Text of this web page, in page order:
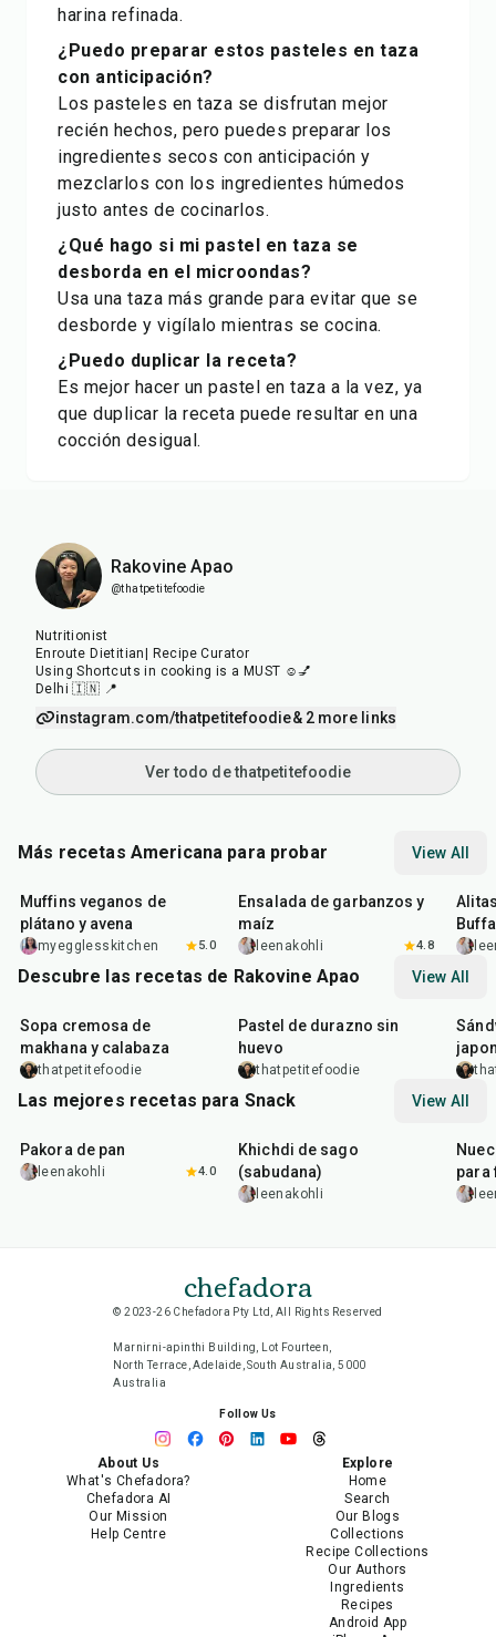
harina refinada.
¿Puedo preparar estos pasteles en taza
con anticipación?
Los pasteles en taza se disfrutan mejor
recién hechos, pero puedes preparar los
ingredientes secos con anticipación y
mezclarlos con los ingredientes húmedos
justo antes de cocinarlos.
¿Qué hago si mi pastel en taza se
desborda en el microondas?
Usa una taza más grande para evitar que se
desborde y vigílalo mientras se cocina.
¿Puedo duplicar la receta?
Es mejor hacer un pastel en taza a la vez, ya
que duplicar la receta puede resultar en una
cocción desigual.
Rakovine Apao
@thatpetitefoodie
Nutritionist
Enroute Dietitian| Recipe Curator
Using Shortcuts in cooking is a MUST ☺️💅
Delhi 🇮🇳 📍
instagram.com/thatpetitefoodie& 2 more links
Ver todo de thatpetitefoodie
Más recetas Americana para probar View All
Muffins veganos de
plátano y avena
myegglesskitchen 5.0
min
Ensalada de garbanzos y
maíz
leenakohli 4.8
Descubre las recetas de Rakovine Apao View All
Sopa cremosa de
makhana y calabaza
thatpetitefoodie
Pastel de durazno sin
huevo
thatpetitefoodie
Las mejores recetas para Snack View All
Pakora de pan
leenakohli 4.0
Khichdi de sago
(sabudana)
leenakohli
para
chefadora
© 2023-26 Chefadora Pty Ltd, All Rights Reserved
Marnirni-apinthi Building, Lot Fourteen,
North Terrace, Adelaide, South Australia, 5000
Australia
Follow Us
About Us
What's Chefadora?
Chefadora AI
Our Mission
Help Centre
Explore
Home
Search
Our Blogs
Collections
Recipe Collections
Our Authors
Ingredients
Recipes
Android App